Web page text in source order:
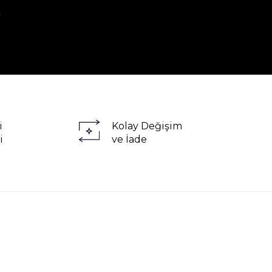
Kolay Değişim
ve İade